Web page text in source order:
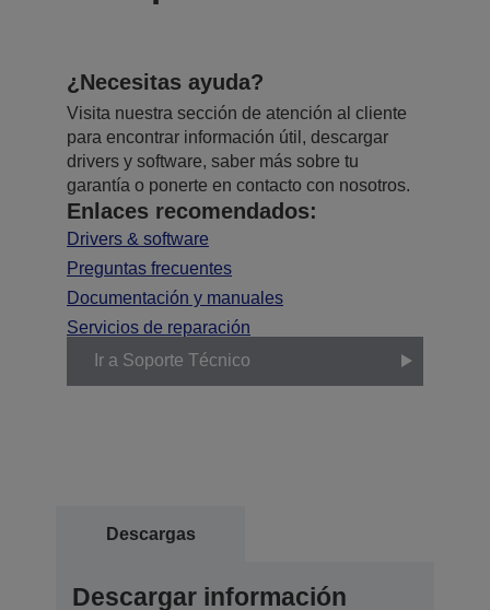
¿Necesitas ayuda?
Visita nuestra sección de atención al cliente
para encontrar información útil, descargar
drivers y software, saber más sobre tu
garantía o ponerte en contacto con nosotros.
Enlaces recomendados:
Drivers & software
Preguntas frecuentes
Documentación y manuales
Servicios de reparación
Ir a Soporte Técnico
Descargas
Descargar información